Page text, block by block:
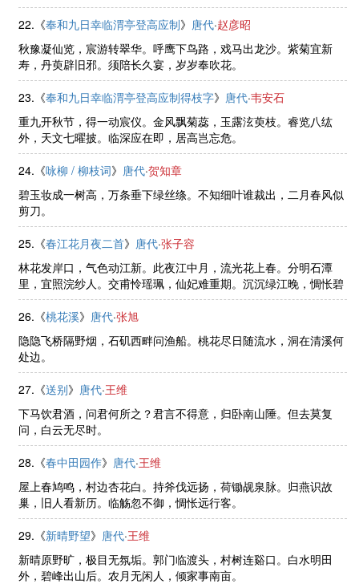
22.《奉和九日幸临渭亭登高应制》 唐代·赵彦昭
秋豫凝仙览，宸游转翠华。呼鹰下鸟路，戏马出龙沙。紫菊宜新
寿，丹萸辟旧邪。须陪长久宴，岁岁奉吹花。
23.《奉和九日幸临渭亭登高应制得枝字》 唐代·韦安石
重九开秋节，得一动宸仪。金风飘菊蕊，玉露泫萸枝。睿览八纮
外，天文七曜披。临深应在即，居高岂忘危。
24.《咏柳 / 柳枝词》 唐代·贺知章
碧玉妆成一树高，万条垂下绿丝绦。不知细叶谁裁出，二月春风似
剪刀。
25.《春江花月夜二首》 唐代·张子容
林花发岸口，气色动江新。此夜江中月，流光花上春。分明石潭
里，宜照浣纱人。交甫怜瑶珮，仙妃难重期。沉沉绿江晚，惆怅碧
云姿。初逢花上月，言是弄珠时。
26.《桃花溪》 唐代·张旭
隐隐飞桥隔野烟，石矶西畔问渔船。桃花尽日随流水，洞在清溪何
处边。
27.《送别》 唐代·王维
下马饮君酒，问君何所之？君言不得意，归卧南山陲。但去莫复
问，白云无尽时。
28.《春中田园作》 唐代·王维
屋上春鸠鸣，村边杏花白。持斧伐远扬，荷锄觇泉脉。归燕识故
巢，旧人看新历。临觞忽不御，惆怅远行客。
29.《新晴野望》 唐代·王维
新晴原野旷，极目无氛垢。郭门临渡头，村树连谿口。白水明田
外，碧峰出山后。农月无闲人，倾家事南亩。